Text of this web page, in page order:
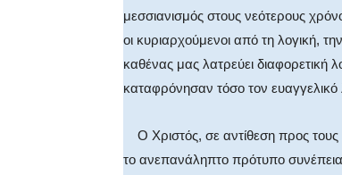
μεσσιανισμός στους νεότερους
οι κυριαρχούμενοι από τη λογική,
καθένας μας λατρεύει διαφορετική
καταφρόνησαν τόσο τον ευαγγελικό
Ο Χριστός, σε αντίθεση προς
το ανεπανάληπτο πρότυπο